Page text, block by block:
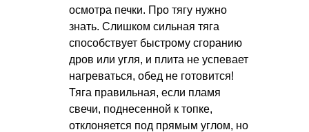
осмотра печки. Про тягу нужно
знать. Слишком сильная тяга
способствует быстрому сгоранию
дров или угля, и плита не успевает
нагреваться, обед не готовится!
Тяга правильная, если пламя
свечи, поднесенной к топке,
отклоняется под прямым углом, но